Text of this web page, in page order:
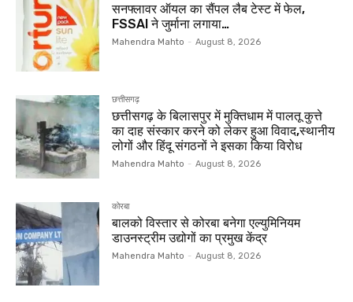
सनफ्लावर ऑयल का सैंपल लैब टेस्ट में फेल,
FSSAI ने जुर्माना लगाया…
Mahendra Mahto - August 8, 2026
छत्तीसगढ़
छत्तीसगढ़ के बिलासपुर में मुक्तिधाम में पालतू कुत्ते
का दाह संस्कार करने को लेकर हुआ विवाद,स्थानीय
लोगों और हिंदू संगठनों ने इसका किया विरोध
Mahendra Mahto - August 8, 2026
कोरबा
बालको विस्तार से कोरबा बनेगा एल्युमिनियम
डाउनस्ट्रीम उद्योगों का प्रमुख केंद्र
Mahendra Mahto - August 8, 2026